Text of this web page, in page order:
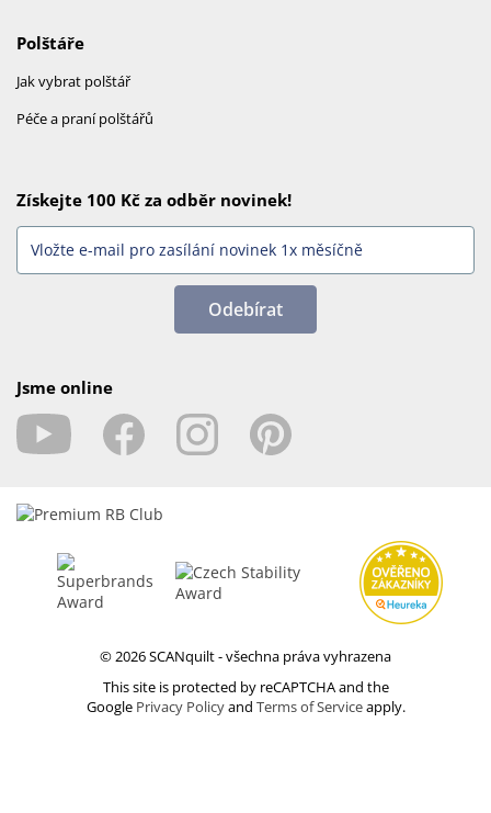
Polštáře
Jak vybrat polštář
Péče a praní polštářů
Získejte 100 Kč za odběr novinek!
Odebírat
Jsme online
© 2026 SCANquilt - všechna práva vyhrazena
This site is protected by reCAPTCHA and the
Google Privacy Policyand Terms of Serviceapply.